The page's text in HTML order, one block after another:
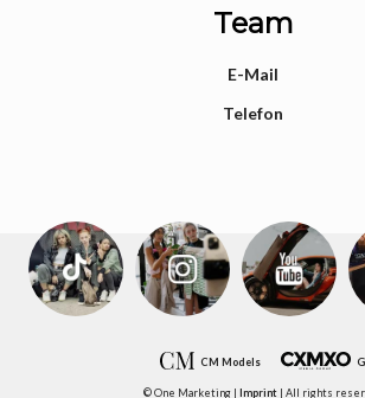
Team
E-Mail
Telefon
CM Models
© One Marketing |Imprint | All rights